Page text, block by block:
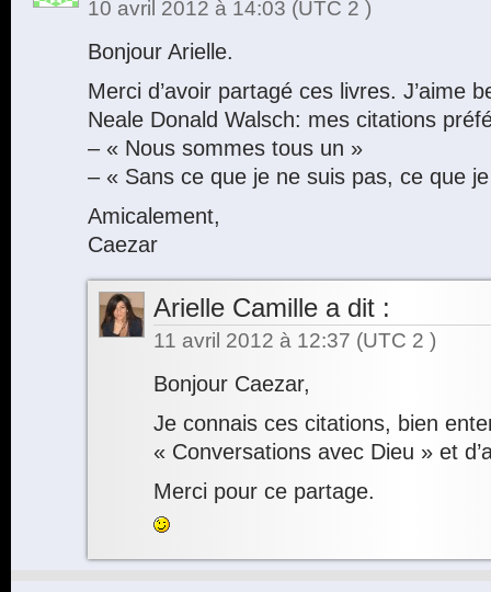
10 avril 2012 à 14:03 (UTC 2 )
Bonjour Arielle.
Merci d’avoir partagé ces livres. J’aime
Neale Donald Walsch: mes citations
– « Nous sommes tous un »
– « Sans ce que je ne suis pas, ce que
Amicalement,
Caezar
Arielle Camille a dit :
11 avril 2012 à 12:37 (UTC 2 )
Bonjour Caezar,
Je connais ces citations, bien
« Conversations avec Dieu » et
Merci pour ce partage.